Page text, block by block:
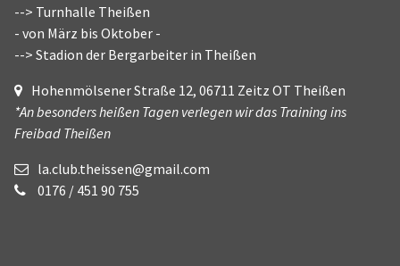
--> Turnhalle Theißen
- von März bis Oktober -
--> Stadion der Bergarbeiter in Theißen
Hohenmölsener Straße 12, 06711 Zeitz OT Theißen
*An besonders heißen Tagen verlegen wir das Training ins
Freibad Theißen
la.club.theissen@gmail.com
0176 / 451 90 755